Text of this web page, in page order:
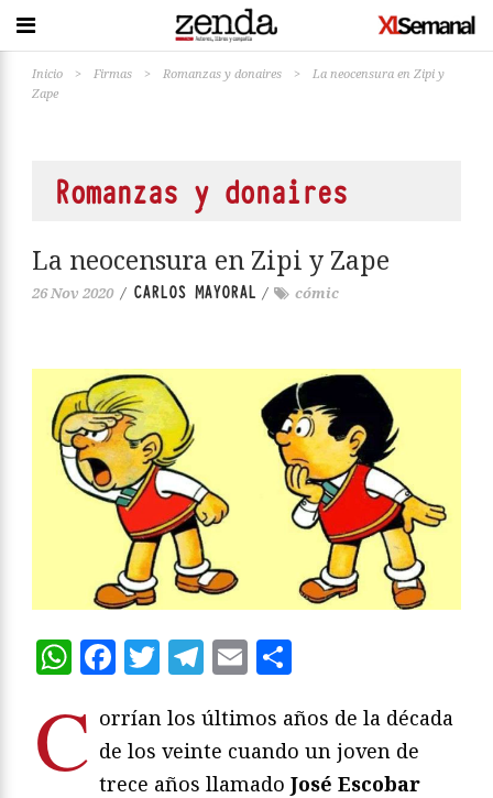
Inicio > Firmas > Romanzas y donaires >
La neocensura en Zipi y
Zape
Romanzas y donaires
La neocensura en Zipi y Zape
26 Nov 2020 / CARLOS MAYORAL / cómic
WhatsApp
Facebook
Twitter
Telegram
Email
C orrían los últimos años de la década
de los veinte cuando un joven de
trece años llamado José Escobar